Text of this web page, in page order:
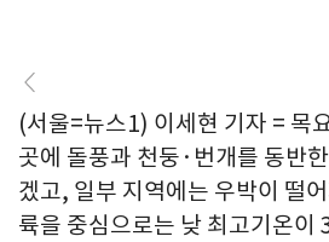
(서울=뉴스1) 이세현 기자 = 목
곳에 돌풍과 천둥·번개를 동반
겠고, 일부 지역에는 우박이 떨
륙을 중심으로는 낮 최고기온이